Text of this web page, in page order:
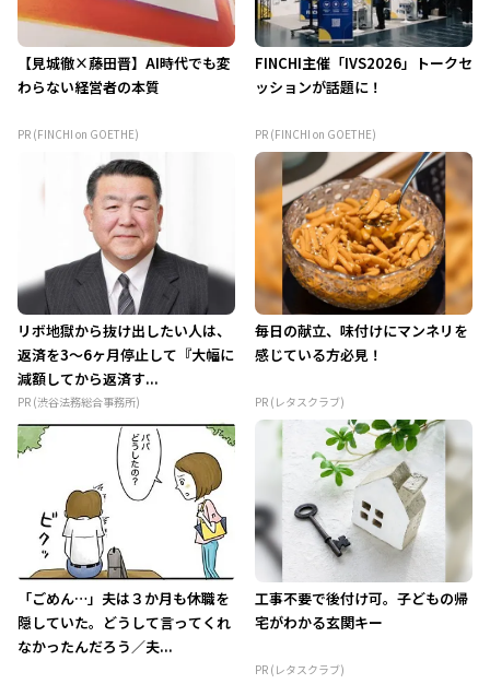
【見城徹×藤田晋】AI時代でも変
わらない経営者の本質
PR (FINCHI on GOETHE)
FINCHI主催「IVS2026」トークセ
ッションが話題に！
PR (FINCHI on GOETHE)
リボ地獄から抜け出したい人は、
返済を3～6ヶ月停止して『大幅に
減額してから返済す...
PR (渋谷法務総合事務所)
毎日の献立、味付けにマンネリを
感じている方必見！
PR (レタスクラブ)
「ごめん…」夫は３か月も休職を
隠していた。どうして言ってくれ
なかったんだろう／夫...
工事不要で後付け可。子どもの帰
宅がわかる玄関キー
PR (レタスクラブ)